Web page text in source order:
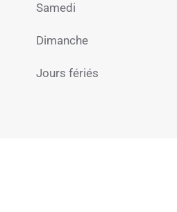
Samedi
Dimanche
Jours fériés